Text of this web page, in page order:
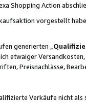
Shopping Action
vorgestellt
generierten „
etwaiger
Preisnachlässe,
Verkäufe nicht